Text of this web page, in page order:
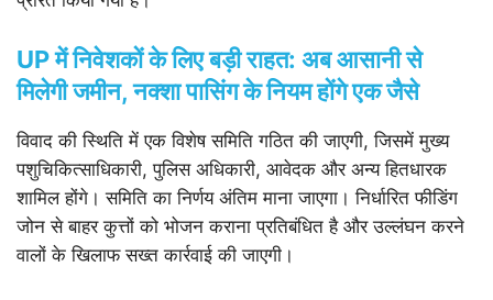
UP में निवेशकों के लिए बड़ी राहत: अब आसानी से
मिलेगी जमीन, नक्शा पासिंग के नियम होंगे एक जैसे
विवाद की स्थिति में एक विशेष समिति गठित की जाएगी, जिसमें मुख्य
पशुचिकित्साधिकारी, पुलिस अधिकारी, आवेदक और अन्य हितधारक
शामिल होंगे। समिति का निर्णय अंतिम माना जाएगा। निर्धारित फीडिंग
जोन से बाहर कुत्तों को भोजन कराना प्रतिबंधित है और उल्लंघन करने
वालों के खिलाफ सख्त कार्रवाई की जाएगी।